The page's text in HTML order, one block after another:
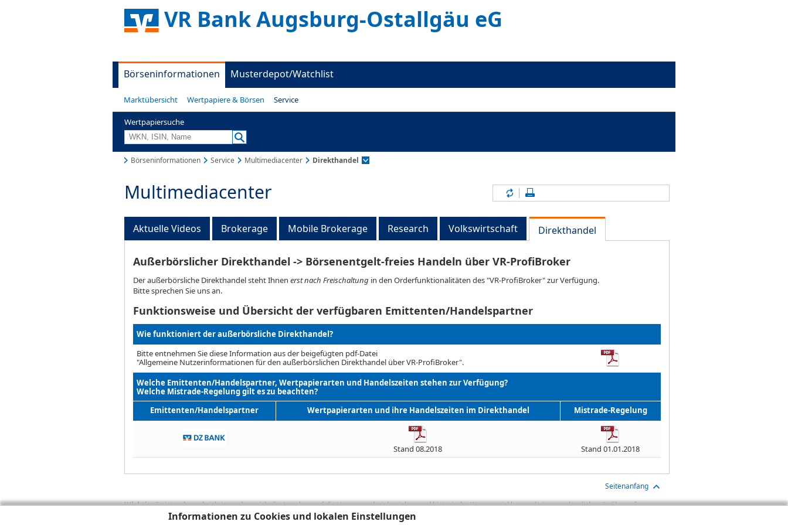
Informationen zu Cookies und lokalen Einstellungen
VR Bank Augsburg-Ostallgäu eG
Börseninformationen Musterdepot/Watchlist
Marktübersicht Wertpapiere & Börsen Service
Wertpapiersuche
Börseninformationen Service Multimediacenter Direkthandel
Multimediacenter Inhalte aktualisieren
Aktuelle Videos Brokerage Mobile Brokerage Research Volkswirtschaft Direkthandel
Außerbörslicher Direkthandel -> Börsenentgelt-freies Handeln über VR-ProfiBroker
Der außerbörsliche Direkthandel steht Ihnen erst nach Freischaltung in den Orderfunktionalitäten des "VR-ProfiBroker" zur Verfügung.
Bitte sprechen Sie uns an.
Funktionsweise und Übersicht der verfügbaren Emittenten/Handelspartner
Wie funktioniert der außerbörsliche Direkthandel?
Bitte entnehmen Sie diese Information aus der beigefügten pdf-Datei
"Allgemeine Nutzerinformationen für den außerbörslichen Direkthandel über VR-ProfiBroker".
Welche Emittenten/Handelspartner, Wertpapierarten und Handelszeiten stehen zur Verfügung?
Welche Mistrade-Regelung gilt es zu beachten?
Emittenten/Handelspartner
Wertpapierarten und ihre Handelszeiten im Direkthandel Mistrade-Regelung
Stand 08.2018 Stand 01.01.2018
Seitenanfang
Wichtig:Es ist zu berücksichtigen, dass sich die Angaben auf die Vergangenheit beziehen und historische Wertentwicklungen keinen verlässlichen Indikator für
zukünftige Ergebnisse darstellen. Bei Performanceangaben handelt es sich stets um Bruttowertangaben. Bei Bruttowertangaben sind Transaktionskosten (wie z.B.